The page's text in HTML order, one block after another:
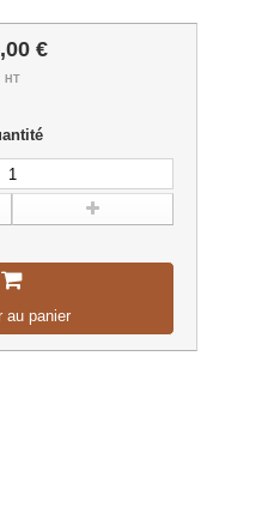
€
HT
au panier